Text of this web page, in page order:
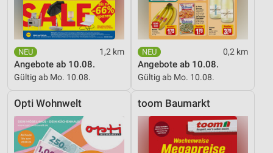
1,2 km
Angebote ab 10.08.
Gültig ab Mo. 10.08.
0,2 km
Angebote ab 10.08.
Gültig ab Mo. 10.08.
Opti Wohnwelt toom Baumarkt